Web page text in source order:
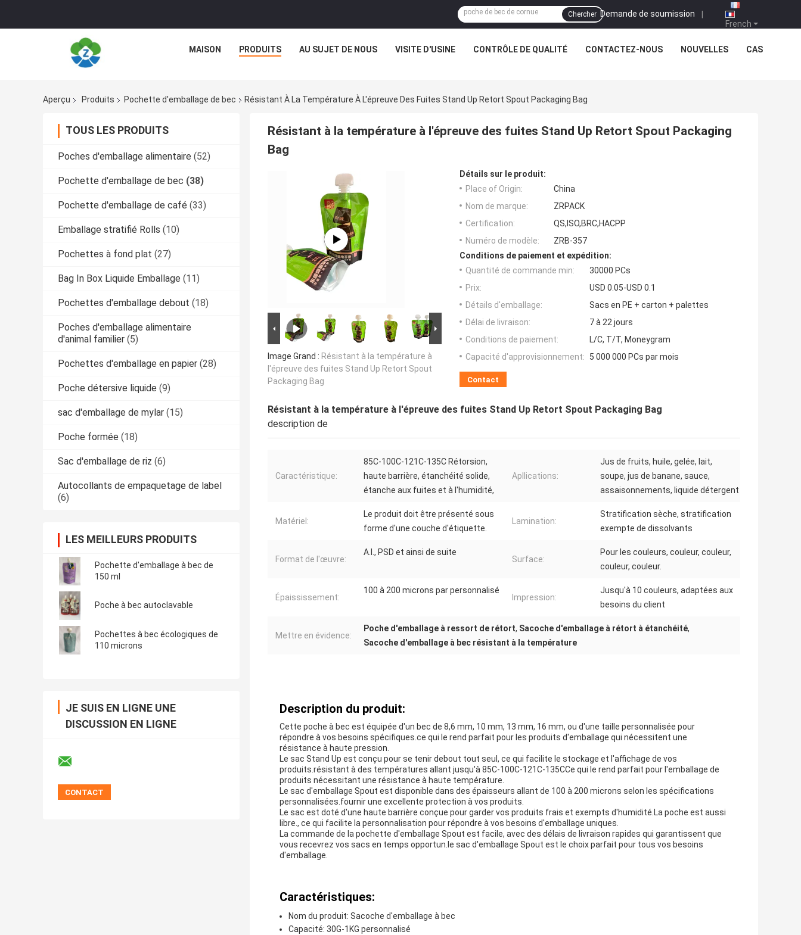
French
Demande de soumission |
Chercher
MAISON PRODUITS AU SUJET DE NOUS VISITE D'USINE CONTRÔLE DE QUALITÉ CONTACTEZ-NOUS NOUVELLES CAS
Aperçu Produits Pochette d'emballage de bec Résistant À La Température À L'épreuve Des Fuites Stand Up Retort Spout Packaging Bag
TOUS LES PRODUITS
Poches d'emballage alimentaire (52)
Pochette d'emballage de bec (38)
Pochette d'emballage de café (33)
Emballage stratifié Rolls (10)
Pochettes à fond plat (27)
Bag In Box Liquide Emballage (11)
Pochettes d'emballage debout (18)
Poches d'emballage alimentaire
d'animal familier (5)
Pochettes d'emballage en papier (28)
Poche détersive liquide (9)
sac d'emballage de mylar (15)
Poche formée (18)
Sac d'emballage de riz (6)
Autocollants de empaquetage de label
(6)
LES MEILLEURS PRODUITS
Pochette d'emballage à bec de
150 ml
Poche à bec autoclavable
Pochettes à bec écologiques de
110 microns
JE SUIS EN LIGNE UNE
DISCUSSION EN LIGNE
Résistant à la température à l'épreuve des fuites Stand Up Retort Spout Packaging
Bag
Image Grand : Résistant à la température à
l'épreuve des fuites Stand Up Retort Spout
Packaging Bag
Détails sur le produit:
Place of Origin:
China
Nom de marque:
ZRPACK
Certification:
QS,ISO,BRC,HACPP
Numéro de modèle:
ZRB-357
Conditions de paiement et expédition:
Quantité de commande min:
30000 PCs
Prix:
USD 0.05-USD 0.1
Détails d'emballage:
Sacs en PE + carton + palettes
Délai de livraison:
7 à 22 jours
Conditions de paiement:
L/C, T/T, Moneygram
Capacité d'approvisionnement:
5 000 000 PCs par mois
Contact
Résistant à la température à l'épreuve des fuites Stand Up Retort Spout Packaging Bag
description de
Caractéristique:
85C-100C-121C-135C Rétorsion,
haute barrière, étanchéité solide,
étanche aux fuites et à l'humidité,
Apllications:
Jus de fruits, huile, gelée, lait,
soupe, jus de banane, sauce,
assaisonnements, liquide détergent
Matériel:
Le produit doit être présenté sous
forme d'une couche d'étiquette.
Lamination:
Stratification sèche, stratification
exempte de dissolvants
Format de l'œuvre:
A.I., PSD et ainsi de suite
Surface:
Pour les couleurs, couleur, couleur,
couleur, couleur.
Épaississement:
100 à 200 microns par personnalisé
Impression:
Jusqu'à 10 couleurs, adaptées aux
besoins du client
Mettre en évidence:
Poche d'emballage à ressort de rétort, Sacoche d'emballage à rétort à étanchéité,
Sacoche d'emballage à bec résistant à la température
Description du produit:
Cette poche à bec est équipée d'un bec de 8,6 mm, 10 mm, 13 mm, 16 mm, ou d'une taille personnalisée pour
répondre à vos besoins spécifiques.ce qui le rend parfait pour les produits d'emballage qui nécessitent une
résistance à haute pression.
Le sac Stand Up est conçu pour se tenir debout tout seul, ce qui facilite le stockage et l'affichage de vos
produits.résistant à des températures allant jusqu'à 85C-100C-121C-135CCe qui le rend parfait pour l'emballage de
produits nécessitant une résistance à haute température.
Le sac d'emballage Spout est disponible dans des épaisseurs allant de 100 à 200 microns selon les spécifications
personnalisées.fournir une excellente protection à vos produits.
Le sac est doté d'une haute barrière conçue pour garder vos produits frais et exempts d'humidité.La poche est aussi
libre., ce qui facilite la personnalisation pour répondre à vos besoins d'emballage uniques.
La commande de la pochette d'emballage Spout est facile, avec des délais de livraison rapides qui garantissent que
vous recevrez vos sacs en temps opportun.le sac d'emballage Spout est le choix parfait pour tous vos besoins
d'emballage.
Caractéristiques:
Nom du produit: Sacoche d'emballage à bec
Capacité: 30G-1KG personnalisé